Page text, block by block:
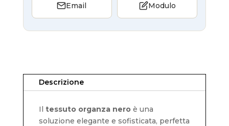
Email Modulo
Descrizione
Il tessuto organza neroè una
soluzione elegante e sofisticata, perfetta